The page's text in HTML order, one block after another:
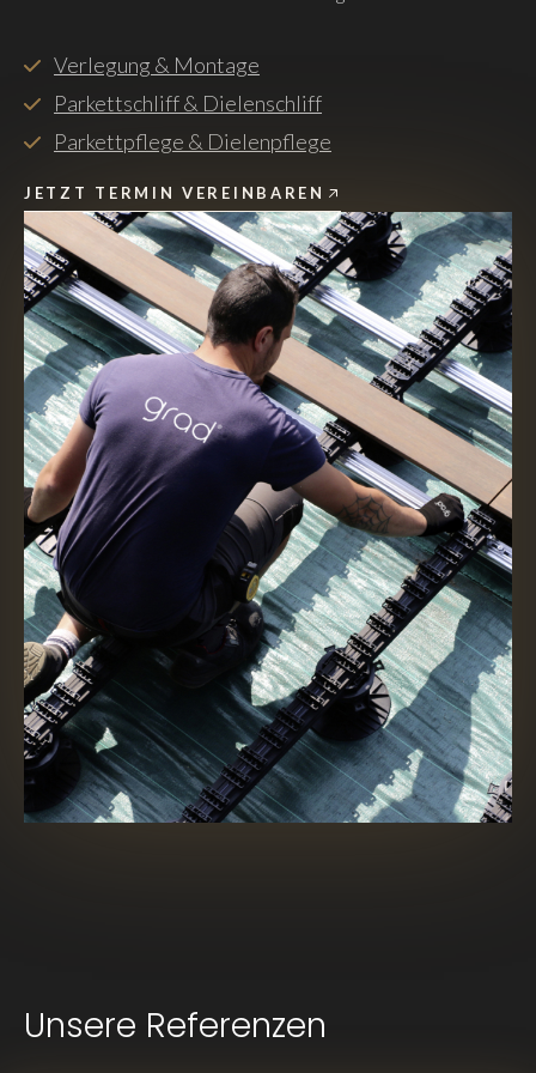
Verlegung & Montage
Parkettschliff & Dielenschliff
Parkettpflege & Dielenpflege
JETZT TERMIN VEREINBAREN
Unsere Referenzen